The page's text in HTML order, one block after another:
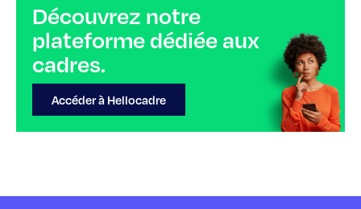
Découvrez notre
plateforme dédiée aux
cadres.
Accéder à Hellocadre